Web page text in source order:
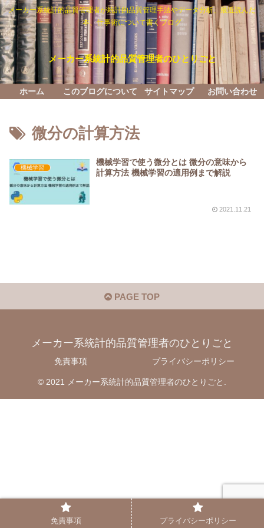
メーカー系統計的品質管理者が統計的品質管理手法やデータ分析、最近読んだ
本、仕事術について書くブログ
メーカー系統計的品質管理者のひとりごと
ホーム このブログについて サイトマップ お問い合わせ
微分の計算方法
機械学習
機械学習で使う微分とは 微分の意味から
計算方法 機械学習の適用例まで解説
2021.11.21
PAGE TOP
メーカー系統計的品質管理者のひとりごと
免責事項 プライバシーポリシー
© 2021 メーカー系統計的品質管理者のひとりごと.
免責事項 プライバシーポリシー